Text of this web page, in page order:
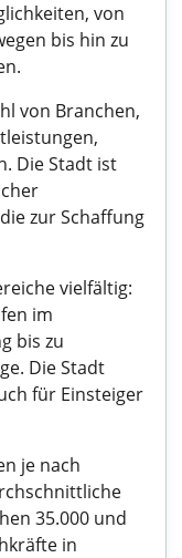
von
bis hin zu
von Branchen,
Die Stadt ist
zur Schaffung
vielfältig:
im
bis zu
Die Stadt
für Einsteiger
je nach
35.000 und
in